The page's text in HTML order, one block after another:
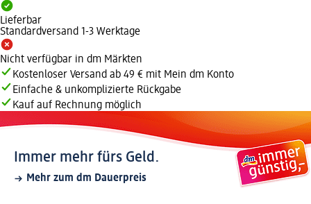
Lieferbar
Standardversand 1-3 Werktage
Nicht verfügbar in dm Märkten
Kostenloser Versand ab 49 € mit Mein dm Konto
Einfache & unkomplizierte Rückgabe
Kauf auf Rechnung möglich
Immer mehr fürs Geld.
Mehr zum dm Dauerpreis